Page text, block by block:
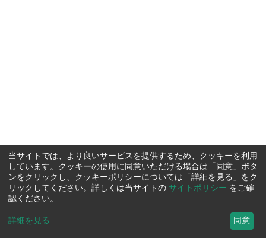
当サイトでは、より良いサービスを提供するため、クッキーを利用
しています。クッキーの使用に同意いただける場合は「同意」ボタ
ンをクリックし、クッキーポリシーについては「詳細を見る」をク
リックしてください。詳しくは当サイトの サイトポリシー をご確
認ください。
詳細を見る ... 同意